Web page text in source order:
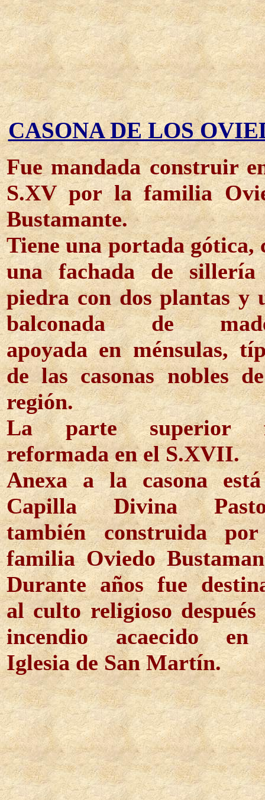
CASONA DE LOS
Fue mandada construir
S.XV por la familia
Bustamante.
Tiene una portada gótica,
una fachada de sillería
piedra con dos plantas y
balconada de
apoyada en ménsulas,
de las casonas nobles
región.
La parte superior
reformada en el S.XVII.
Anexa a la casona
Capilla Divina
también construida
familia Oviedo
Durante años fue
al culto religioso después
incendio acaecido
Iglesia de San Martín.